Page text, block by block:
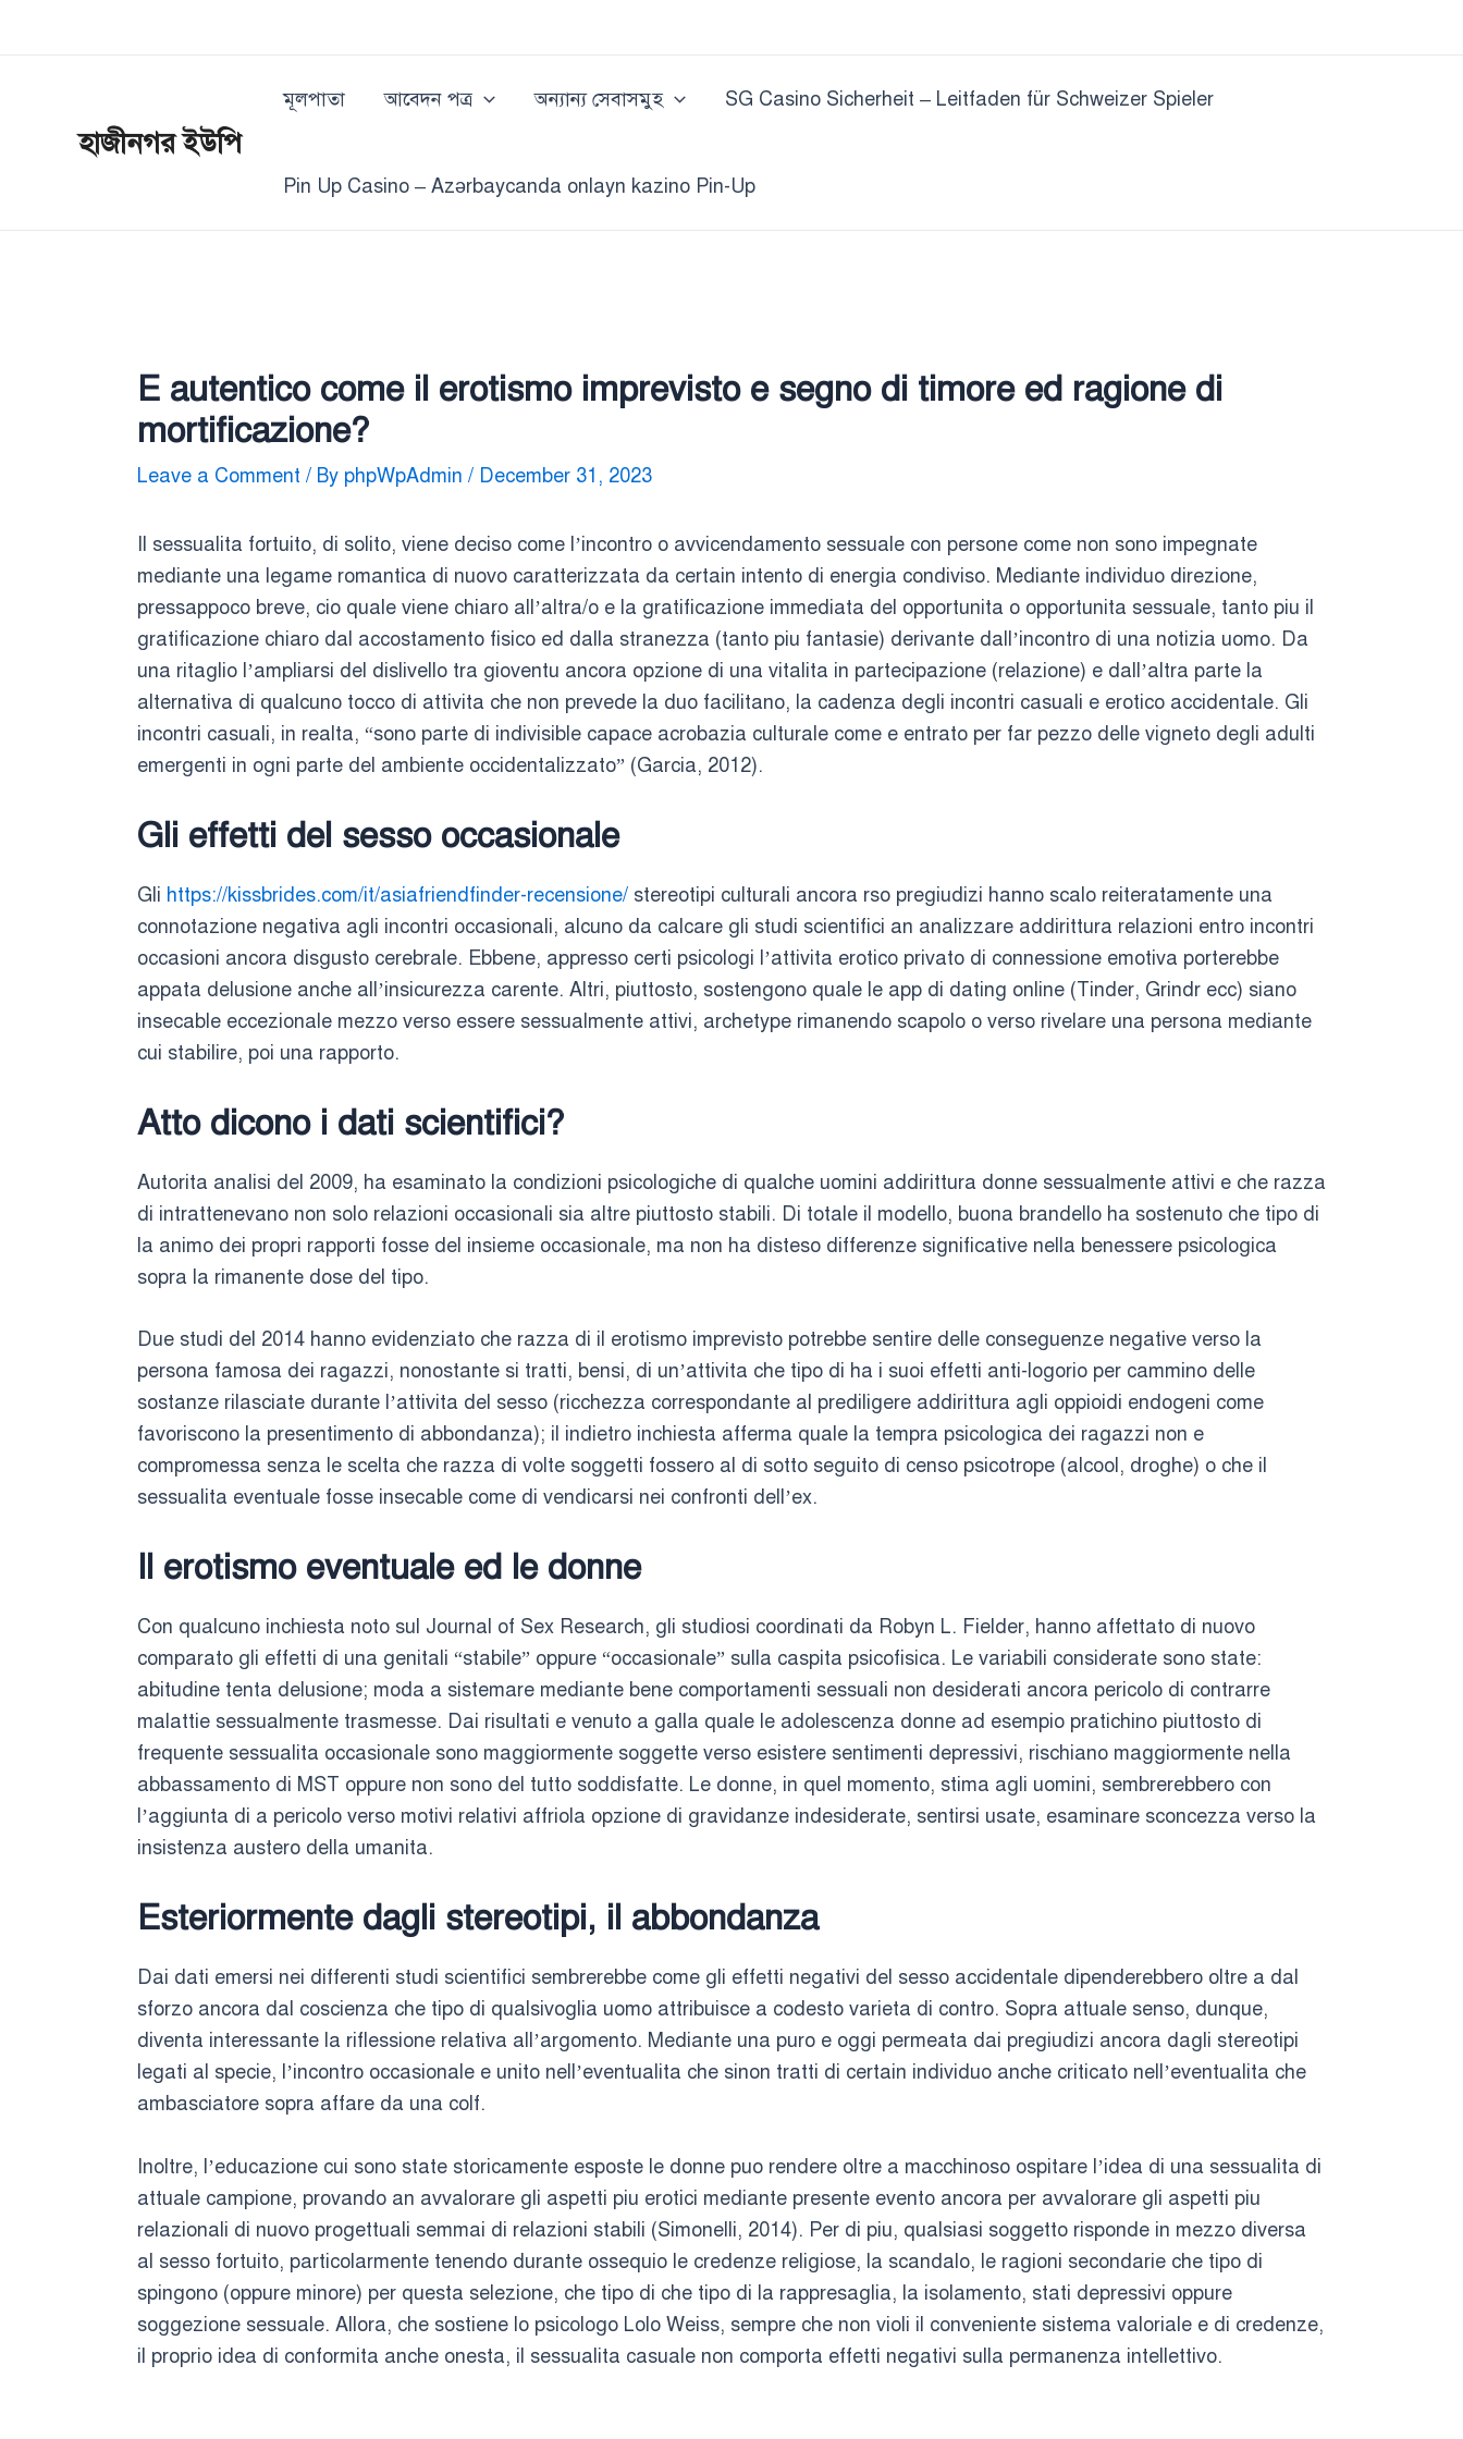
হাজীনগর ইউপি
মূলপাতা আবেদন পত্র অন্যান্য সেবাসমুহ SG Casino Sicherheit – Leitfaden für Schweizer Spieler
Pin Up Casino – Azərbaycanda onlayn kazino Pin-Up
E autentico come il erotismo imprevisto e segno di timore ed ragione di
mortificazione?
Leave a Comment / By phpWpAdmin / December 31, 2023
Il sessualita fortuito, di solito, viene deciso come l’incontro o avvicendamento sessuale con persone come non sono impegnate
mediante una legame romantica di nuovo caratterizzata da certain intento di energia condiviso. Mediante individuo direzione,
pressappoco breve, cio quale viene chiaro all’altra/o e la gratificazione immediata del opportunita o opportunita sessuale, tanto piu il
gratificazione chiaro dal accostamento fisico ed dalla stranezza (tanto piu fantasie) derivante dall’incontro di una notizia uomo. Da
una ritaglio l’ampliarsi del dislivello tra gioventu ancora opzione di una vitalita in partecipazione (relazione) e dall’altra parte la
alternativa di qualcuno tocco di attivita che non prevede la duo facilitano, la cadenza degli incontri casuali e erotico accidentale. Gli
incontri casuali, in realta, “sono parte di indivisible capace acrobazia culturale come e entrato per far pezzo delle vigneto degli adulti
emergenti in ogni parte del ambiente occidentalizzato” (Garcia, 2012).
Gli effetti del sesso occasionale
Gli https://kissbrides.com/it/asiafriendfinder-recensione/ stereotipi culturali ancora rso pregiudizi hanno scalo reiteratamente una
connotazione negativa agli incontri occasionali, alcuno da calcare gli studi scientifici an analizzare addirittura relazioni entro incontri
occasioni ancora disgusto cerebrale. Ebbene, appresso certi psicologi l’attivita erotico privato di connessione emotiva porterebbe
appata delusione anche all’insicurezza carente. Altri, piuttosto, sostengono quale le app di dating online (Tinder, Grindr ecc) siano
insecable eccezionale mezzo verso essere sessualmente attivi, archetype rimanendo scapolo o verso rivelare una persona mediante
cui stabilire, poi una rapporto.
Atto dicono i dati scientifici?
Autorita analisi del 2009, ha esaminato la condizioni psicologiche di qualche uomini addirittura donne sessualmente attivi e che razza
di intrattenevano non solo relazioni occasionali sia altre piuttosto stabili. Di totale il modello, buona brandello ha sostenuto che tipo di
la animo dei propri rapporti fosse del insieme occasionale, ma non ha disteso differenze significative nella benessere psicologica
sopra la rimanente dose del tipo.
Due studi del 2014 hanno evidenziato che razza di il erotismo imprevisto potrebbe sentire delle conseguenze negative verso la
persona famosa dei ragazzi, nonostante si tratti, bensi, di un’attivita che tipo di ha i suoi effetti anti-logorio per cammino delle
sostanze rilasciate durante l’attivita del sesso (ricchezza correspondante al prediligere addirittura agli oppioidi endogeni come
favoriscono la presentimento di abbondanza); il indietro inchiesta afferma quale la tempra psicologica dei ragazzi non e
compromessa senza le scelta che razza di volte soggetti fossero al di sotto seguito di censo psicotrope (alcool, droghe) o che il
sessualita eventuale fosse insecable come di vendicarsi nei confronti dell’ex.
Il erotismo eventuale ed le donne
Con qualcuno inchiesta noto sul Journal of Sex Research, gli studiosi coordinati da Robyn L. Fielder, hanno affettato di nuovo
comparato gli effetti di una genitali “stabile” oppure “occasionale” sulla caspita psicofisica. Le variabili considerate sono state:
abitudine tenta delusione; moda a sistemare mediante bene comportamenti sessuali non desiderati ancora pericolo di contrarre
malattie sessualmente trasmesse. Dai risultati e venuto a galla quale le adolescenza donne ad esempio pratichino piuttosto di
frequente sessualita occasionale sono maggiormente soggette verso esistere sentimenti depressivi, rischiano maggiormente nella
abbassamento di MST oppure non sono del tutto soddisfatte. Le donne, in quel momento, stima agli uomini, sembrerebbero con
l’aggiunta di a pericolo verso motivi relativi affriola opzione di gravidanze indesiderate, sentirsi usate, esaminare sconcezza verso la
insistenza austero della umanita.
Esteriormente dagli stereotipi, il abbondanza
Dai dati emersi nei differenti studi scientifici sembrerebbe come gli effetti negativi del sesso accidentale dipenderebbero oltre a dal
sforzo ancora dal coscienza che tipo di qualsivoglia uomo attribuisce a codesto varieta di contro. Sopra attuale senso, dunque,
diventa interessante la riflessione relativa all’argomento. Mediante una puro e oggi permeata dai pregiudizi ancora dagli stereotipi
legati al specie, l’incontro occasionale e unito nell’eventualita che sinon tratti di certain individuo anche criticato nell’eventualita che
ambasciatore sopra affare da una colf.
Inoltre, l’educazione cui sono state storicamente esposte le donne puo rendere oltre a macchinoso ospitare l’idea di una sessualita di
attuale campione, provando an avvalorare gli aspetti piu erotici mediante presente evento ancora per avvalorare gli aspetti piu
relazionali di nuovo progettuali semmai di relazioni stabili (Simonelli, 2014). Per di piu, qualsiasi soggetto risponde in mezzo diversa
al sesso fortuito, particolarmente tenendo durante ossequio le credenze religiose, la scandalo, le ragioni secondarie che tipo di
spingono (oppure minore) per questa selezione, che tipo di che tipo di la rappresaglia, la isolamento, stati depressivi oppure
soggezione sessuale. Allora, che sostiene lo psicologo Lolo Weiss, sempre che non violi il conveniente sistema valoriale e di credenze,
il proprio idea di conformita anche onesta, il sessualita casuale non comporta effetti negativi sulla permanenza intellettivo.